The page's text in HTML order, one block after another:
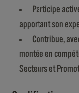
Participe
apportant son
Contribue,
montée en
Secteurs et